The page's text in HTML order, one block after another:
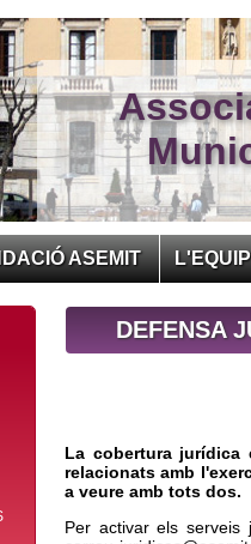
ASEMIT
DEFENSA
La cobertura
relacionats amb
a veure amb tots dos.
Per activar els serveis